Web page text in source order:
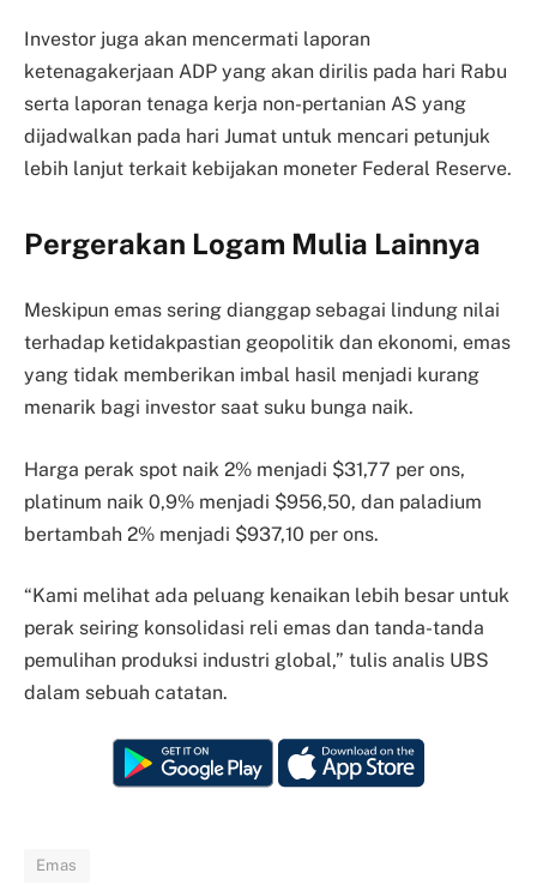
Investor juga akan mencermati laporan
ketenagakerjaan ADP yang akan dirilis pada hari Rabu
serta laporan tenaga kerja non-pertanian AS yang
dijadwalkan pada hari Jumat untuk mencari petunjuk
lebih lanjut terkait kebijakan moneter Federal Reserve.
Pergerakan Logam Mulia Lainnya
Meskipun emas sering dianggap sebagai lindung nilai
terhadap ketidakpastian geopolitik dan ekonomi, emas
yang tidak memberikan imbal hasil menjadi kurang
menarik bagi investor saat suku bunga naik.
Harga perak spot naik 2% menjadi $31,77 per ons,
platinum naik 0,9% menjadi $956,50, dan paladium
bertambah 2% menjadi $937,10 per ons.
“Kami melihat ada peluang kenaikan lebih besar untuk
perak seiring konsolidasi reli emas dan tanda-tanda
pemulihan produksi industri global,” tulis analis UBS
dalam sebuah catatan.
Emas